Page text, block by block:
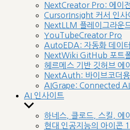
menuNextCreator Pro: 에이
CursorInsight 커서 인사
NextLLM 플레이그라운
YouTubeCreator Pro
AutoEDA: 자동화 데이
NextWiki GitHub 포트
헤르메스 기반 깃허브 에
NextAuth: 바이브코더
AIGrape: Connected AI
AI 인사이트
Show
sub
menu
하네스, 클로드, 스킬, 에
현대 인공지능의 아이콘